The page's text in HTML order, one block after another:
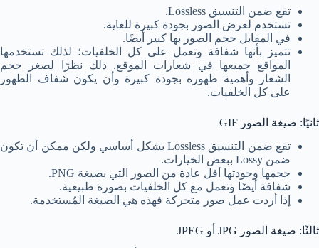
تقع ضمن التنسيق Lossless.
تستخدم لعرض الصور بجودة كبيرة للغاية.
في المقابل حجم الصور بها كبير أيضًا.
تتميز بأنها شفافة وتعمل على كل الخلفيات؛ لذلك تستخدمها
المواقع جميعها في شعارات الموقع. ذلك نظرًا لصغر حجم
الشعار وأهمية ظهوره بجودة كبيرة وأن يكون شفاف الظهور
على كل الخلفيات.
ثانيًا: صيغة الصور GIF
تقع ضمن التنسيق Lossless بشكل أساسي ولكن ممكن أن تكون
ضمن Lossy ببعض الخيارات.
حجمها وجودتها أقل عادة من الصور التي بصيغة PNG.
شفافة أيضًا وتعمل مع كل الخلفيات بصورة طبيعية.
إذا أردت عمل صور متحركة فهذه هي الصيغة المُستخدمة.
ثالثًا: صيغة الصور JPG أو JPEG